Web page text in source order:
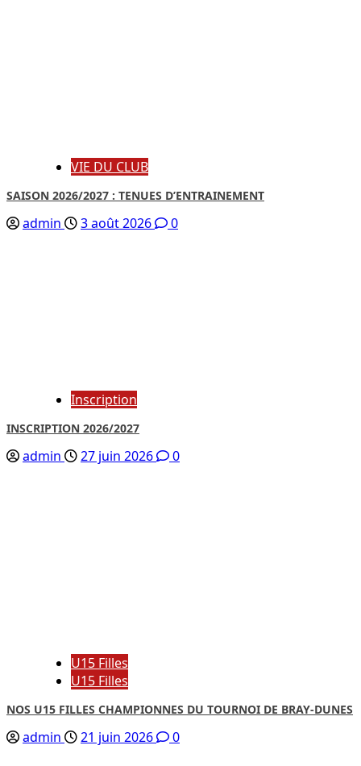
VIE DU CLUB
SAISON 2026/2027 : TENUES D’ENTRAINEMENT
admin 3 août 2026 0
Inscription
INSCRIPTION 2026/2027
admin 27 juin 2026 0
U15 Filles
U15 Filles
NOS U15 FILLES CHAMPIONNES DU TOURNOI DE BRAY-DUNES
admin 21 juin 2026 0